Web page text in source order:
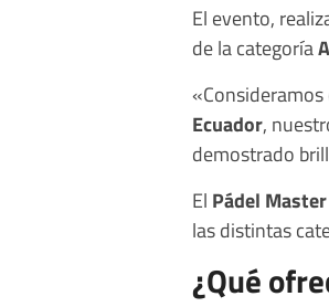
El evento,
de la categoría
Ecuador,
demostrado
El Pádel
las distintas
¿Qué